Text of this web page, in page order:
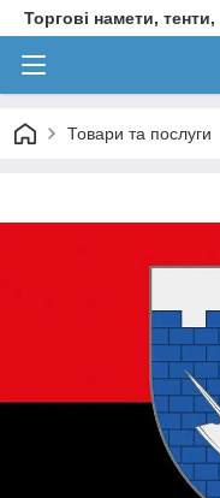
Торгові намети,
Товари та послуги